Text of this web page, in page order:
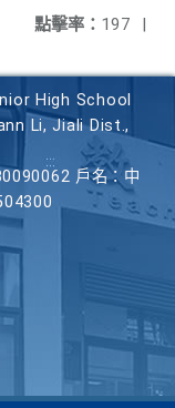
點擊率： 197 |
High School
Li, Jiali Dist.,
戶名：中